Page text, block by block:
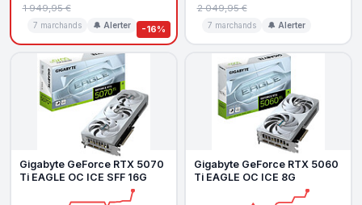
-16%
1 949,95 €
7 marchands 🔔 Alerter
2 049,95 €
7 marchands 🔔 Alerter
Gigabyte GeForce RTX 5070
Ti EAGLE OC ICE SFF 16G
Gigabyte GeForce RTX 5060
Ti EAGLE OC ICE 8G